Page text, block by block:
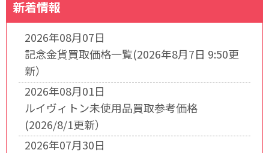
新着情報
2026年08月07日
記念金貨買取価格一覧(2026年8月7日 9:50更
新）
2026年08月01日
ルイヴィトン未使用品買取参考価格
(2026/8/1更新）
2026年07月30日